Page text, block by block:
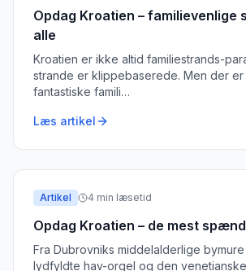
Opdag Kroatien – familievenlige
alle
Kroatien er ikke altid familiestrands-
strande er klippebaserede. Men der er
fantastiske famili…
Læs artikel
Artikel 4 min læsetid
Opdag Kroatien – de mest
Fra Dubrovniks middelalderlige bymure
lydfyldte hav-orgel og den